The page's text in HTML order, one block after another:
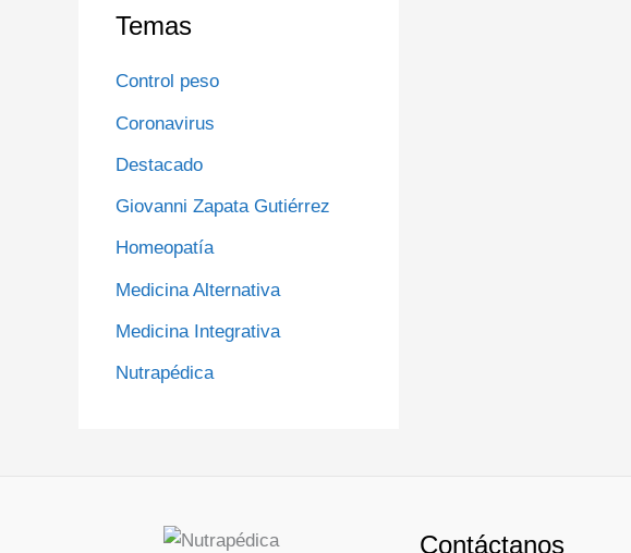
Temas
Control peso
Coronavirus
Destacado
Giovanni Zapata Gutiérrez
Homeopatía
Medicina Alternativa
Medicina Integrativa
Nutrapédica
Contáctanos